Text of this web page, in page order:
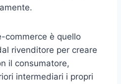
commerce è quello
rivenditore per creare
il consumatore,
intermediari i propri